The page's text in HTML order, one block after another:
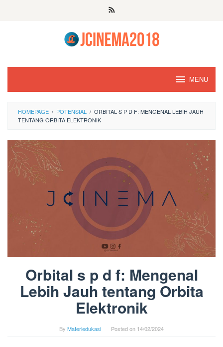
MENU
HOMEPAGE / POTENSIAL / ORBITAL S P D F: MENGENAL LEBIH JAUH
TENTANG ORBITA ELEKTRONIK
Orbital s p d f: Mengenal
Lebih Jauh tentang Orbita
Elektronik
By Materiedukasi Posted on 14/02/2024